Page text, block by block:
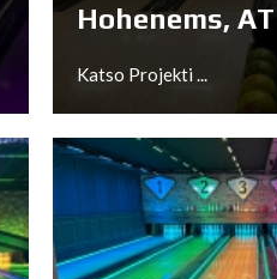
Hohenems, AT
Katso Projekti ...